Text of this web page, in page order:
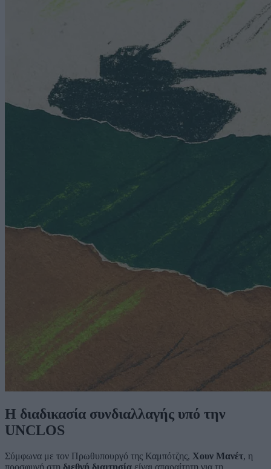
Η διαδικασία συνδιαλλαγής υπό την
UNCLOS
Σύμφωνα με τον Πρωθυπουργό της Καμπότζης, Χουν Μανέτ, η
προσφυγή στη διεθνή διαιτησία είναι απαραίτητη για τη